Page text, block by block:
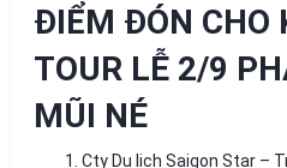
ĐIỂM ĐÓN CHO
TOUR LỄ 2/9
MŨI NÉ
Cty Du lịch Saigon Star –